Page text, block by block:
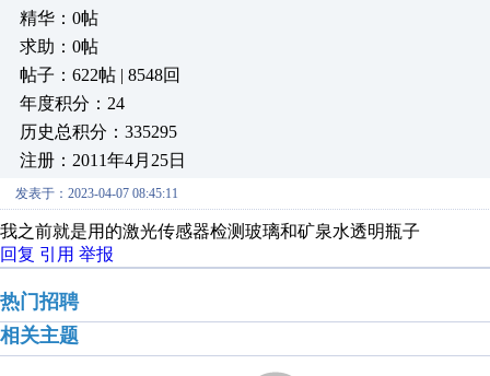
精华：0帖
求助：0帖
帖子：622帖 | 8548回
年度积分：24
历史总积分：335295
注册：2011年4月25日
发表于：2023-04-07 08:45:11
我之前就是用的激光传感器检测玻璃和矿泉水透明瓶子
回复 引用 举报
热门招聘
相关主题